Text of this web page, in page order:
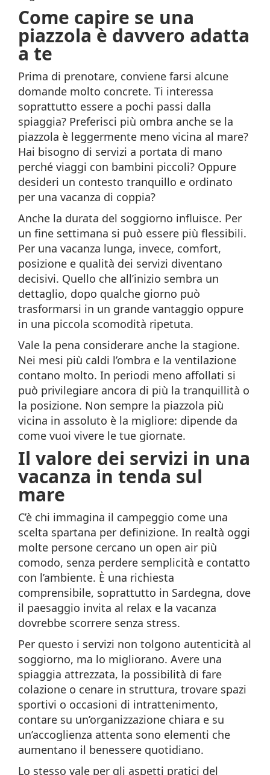
Come capire se una
piazzola è davvero adatta
a te
Prima di prenotare, conviene farsi alcune
domande molto concrete. Ti interessa
soprattutto essere a pochi passi dalla
spiaggia? Preferisci più ombra anche se la
piazzola è leggermente meno vicina al mare?
Hai bisogno di servizi a portata di mano
perché viaggi con bambini piccoli? Oppure
desideri un contesto tranquillo e ordinato
per una vacanza di coppia?
Anche la durata del soggiorno influisce. Per
un fine settimana si può essere più flessibili.
Per una vacanza lunga, invece, comfort,
posizione e qualità dei servizi diventano
decisivi. Quello che all’inizio sembra un
dettaglio, dopo qualche giorno può
trasformarsi in un grande vantaggio oppure
in una piccola scomodità ripetuta.
Vale la pena considerare anche la stagione.
Nei mesi più caldi l’ombra e la ventilazione
contano molto. In periodi meno affollati si
può privilegiare ancora di più la tranquillità o
la posizione. Non sempre la piazzola più
vicina in assoluto è la migliore: dipende da
come vuoi vivere le tue giornate.
Il valore dei servizi in una
vacanza in tenda sul
mare
C’è chi immagina il campeggio come una
scelta spartana per definizione. In realtà oggi
molte persone cercano un open air più
comodo, senza perdere semplicità e contatto
con l’ambiente. È una richiesta
comprensibile, soprattutto in Sardegna, dove
il paesaggio invita al relax e la vacanza
dovrebbe scorrere senza stress.
Per questo i servizi non tolgono autenticità al
soggiorno, ma lo migliorano. Avere una
spiaggia attrezzata, la possibilità di fare
colazione o cenare in struttura, trovare spazi
sportivi o occasioni di intrattenimento,
contare su un’organizzazione chiara e su
un’accoglienza attenta sono elementi che
aumentano il benessere quotidiano.
Lo stesso vale per gli aspetti pratici del